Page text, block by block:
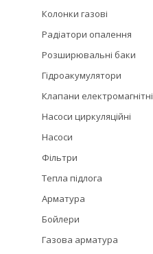
Колонки газові
Радіатори опалення
Розширювальні баки
Гідроакумулятори
Клапани електромагнітні
Насоси циркуляційні
Насоси
Фільтри
Тепла підлога
Арматура
Бойлери
Газова арматура